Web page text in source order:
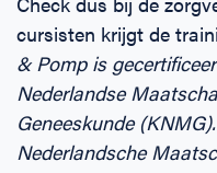
cursisten krijgt de
& Pomp is
Nederlandse
Geneeskunde
Nederlandsche